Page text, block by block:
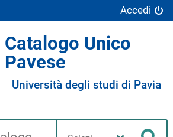
Accedi
Catalogo Unico
Pavese
Università degli studi di Pavia